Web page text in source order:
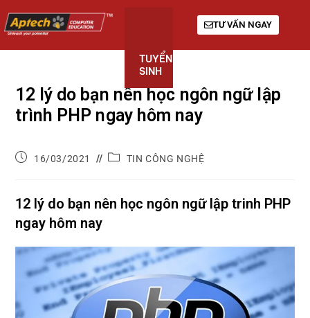
TUYỂN
SINH
TƯ VẤN NGAY
12 lý do bạn nên học ngôn ngữ lập
trình PHP ngay hôm nay
16/03/2021 TIN CÔNG NGHỆ
12 lý do bạn nên học ngôn ngữ lập trinh PHP
ngay hôm nay